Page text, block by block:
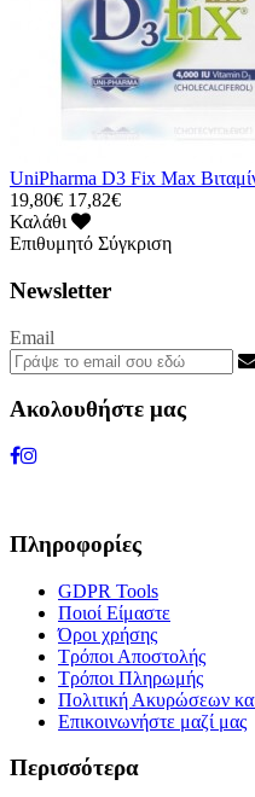
UniPharma D3 Fix Max
19,80€ 17,82€
Καλάθι
Επιθυμητό Σύγκριση
Newsletter
Email
Ακολουθήστε μας
Πληροφορίες
GDPR Tools
Ποιοί Είμαστε
Όροι χρήσης
Τρόποι Αποστολής
Τρόποι Πληρωμής
Πολιτική Ακυρώσεων
Επικοινωνήστε μαζί μας
Περισσότερα